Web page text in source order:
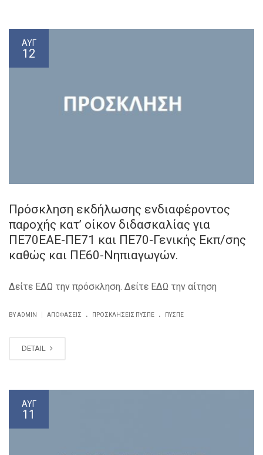
ΑΥΓ
12
Πρόσκληση εκδήλωσης ενδιαφέροντος
παροχής κατ’ οίκον διδασκαλίας για
ΠΕ70ΕΑΕ-ΠΕ71 και ΠΕ70-Γενικής Εκπ/σης
καθώς και ΠΕ60-Νηπιαγωγών.
Δείτε ΕΔΩ την πρόσκληση. Δείτε ΕΔΩ την αίτηση
BY ADMIN ΑΠΟΦΆΣΕΙΣ . ΠΡΟΣΚΛΉΣΕΙΣ ΠΥΣΠΕ . ΠΥΣΠΕ
DETAIL
ΑΥΓ
11